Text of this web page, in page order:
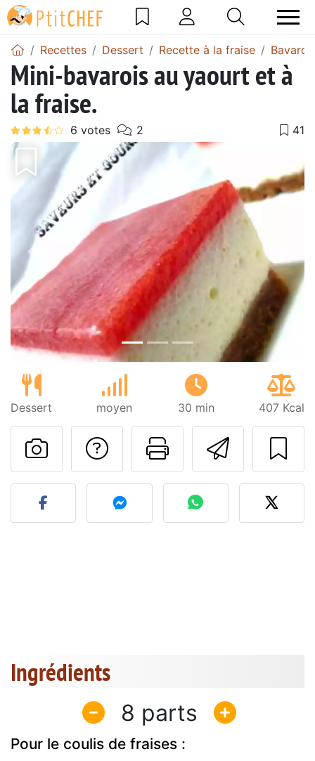
Recettes Dessert Recette à la fraise
Mini-bavarois au yaourt et à
la fraise.
Précédent
Dessert moyen 30 min 407 Kcal
Imprimer
Poser une
Publier votre photo de
Ingrédients
8
Pour le coulis de fraises :